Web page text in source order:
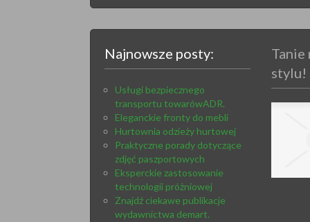
Najnowsze posty:
Usługi bezpiecznego
transportu towarówADR.
Eleganckie fronty do mebli
Hurtownia odzieży hurtowej
Praktyczne porady dotyczące
zdjęć paszportowych
Eksperckie zastosowanie
technologii próżniowej
Znajdź ciekawe publikacje
wydawnictwa demart.
Tanie
stylu!